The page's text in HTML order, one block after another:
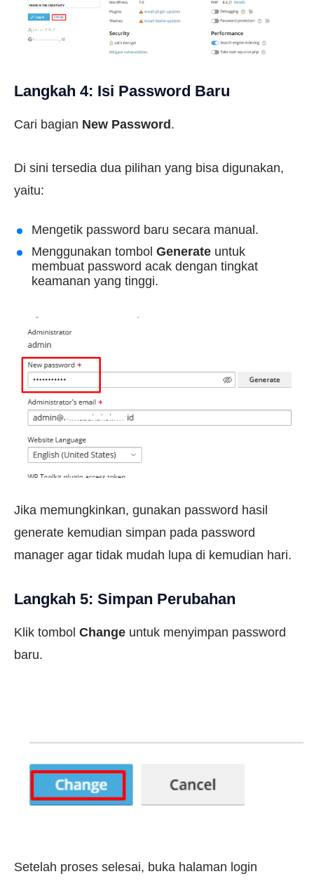
Langkah 4: Isi Password Baru
Cari bagian New Password .
Di sini tersedia dua pilihan yang bisa digunakan,
yaitu:
Mengetik password baru secara manual.
Menggunakan tombol Generate untuk
membuat password acak dengan tingkat
keamanan yang tinggi.
Jika memungkinkan, gunakan password hasil
generate kemudian simpan pada password
manager agar tidak mudah lupa di kemudian hari.
Langkah 5: Simpan Perubahan
Klik tombol Change untuk menyimpan password
baru.
Setelah proses selesai, buka halaman login